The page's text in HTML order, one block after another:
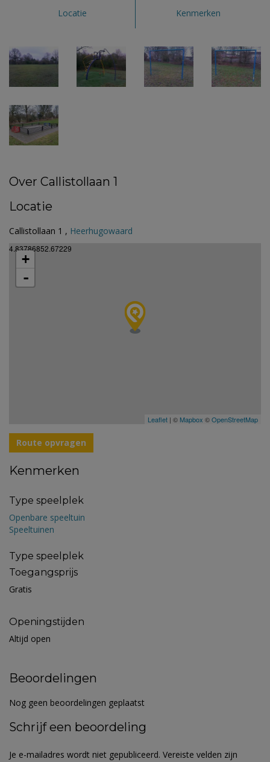
Locatie Kenmerken
Over Callistollaan 1
Locatie
Callistollaan 1 , Heerhugowaard
4.83786852.67229
+
-
Leaflet | © Mapbox ©OpenStreetMap
Route opvragen
Kenmerken
Type speelplek
Openbare speeltuin
Speeltuinen
Type speelplek
Toegangsprijs
Gratis
Openingstijden
Altijd open
Beoordelingen
Nog geen beoordelingen geplaatst
Schrijf een beoordeling
Je e-mailadres wordt niet gepubliceerd. Vereiste velden zijn